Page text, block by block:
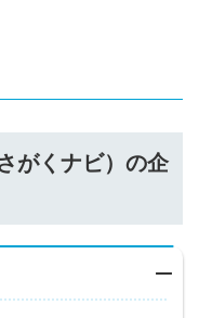
がくナビ）の企